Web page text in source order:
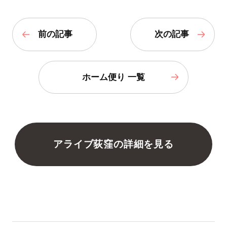
前の記事 次の記事
ホーム便り 一覧
アライブ荻窪の詳細を見る